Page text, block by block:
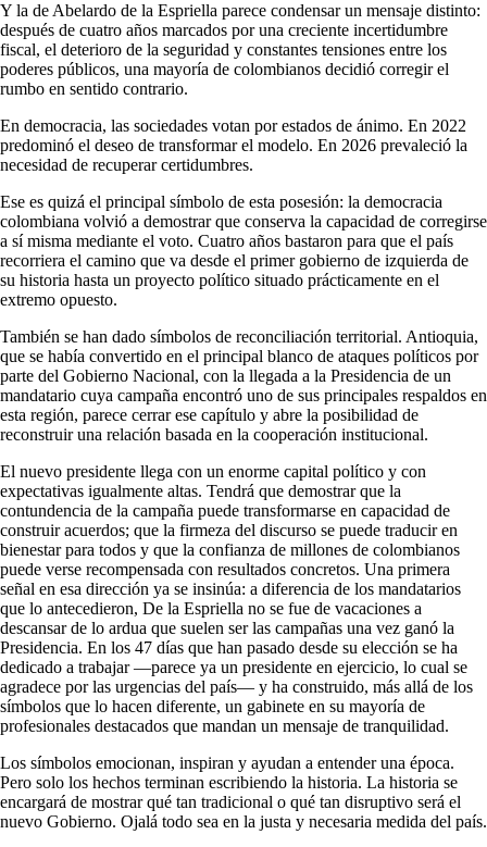
Y la de Abelardo de la Espriella parece condensar un mensaje distinto:
después de cuatro años marcados por una creciente incertidumbre
fiscal, el deterioro de la seguridad y constantes tensiones entre los
poderes públicos, una mayoría de colombianos decidió corregir el
rumbo en sentido contrario.
En democracia, las sociedades votan por estados de ánimo. En 2022
predominó el deseo de transformar el modelo. En 2026 prevaleció la
necesidad de recuperar certidumbres.
Ese es quizá el principal símbolo de esta posesión: la democracia
colombiana volvió a demostrar que conserva la capacidad de corregirse
a sí misma mediante el voto. Cuatro años bastaron para que el país
recorriera el camino que va desde el primer gobierno de izquierda de
su historia hasta un proyecto político situado prácticamente en el
extremo opuesto.
También se han dado símbolos de reconciliación territorial. Antioquia,
que se había convertido en el principal blanco de ataques políticos por
parte del Gobierno Nacional, con la llegada a la Presidencia de un
mandatario cuya campaña encontró uno de sus principales respaldos en
esta región, parece cerrar ese capítulo y abre la posibilidad de
reconstruir una relación basada en la cooperación institucional.
El nuevo presidente llega con un enorme capital político y con
expectativas igualmente altas. Tendrá que demostrar que la
contundencia de la campaña puede transformarse en capacidad de
construir acuerdos; que la firmeza del discurso se puede traducir en
bienestar para todos y que la confianza de millones de colombianos
puede verse recompensada con resultados concretos. Una primera
señal en esa dirección ya se insinúa: a diferencia de los mandatarios
que lo antecedieron, De la Espriella no se fue de vacaciones a
descansar de lo ardua que suelen ser las campañas una vez ganó la
Presidencia. En los 47 días que han pasado desde su elección se ha
dedicado a trabajar —parece ya un presidente en ejercicio, lo cual se
agradece por las urgencias del país— y ha construido, más allá de los
símbolos que lo hacen diferente, un gabinete en su mayoría de
profesionales destacados que mandan un mensaje de tranquilidad.
Los símbolos emocionan, inspiran y ayudan a entender una época.
Pero solo los hechos terminan escribiendo la historia. La historia se
encargará de mostrar qué tan tradicional o qué tan disruptivo será el
nuevo Gobierno. Ojalá todo sea en la justa y necesaria medida del país.